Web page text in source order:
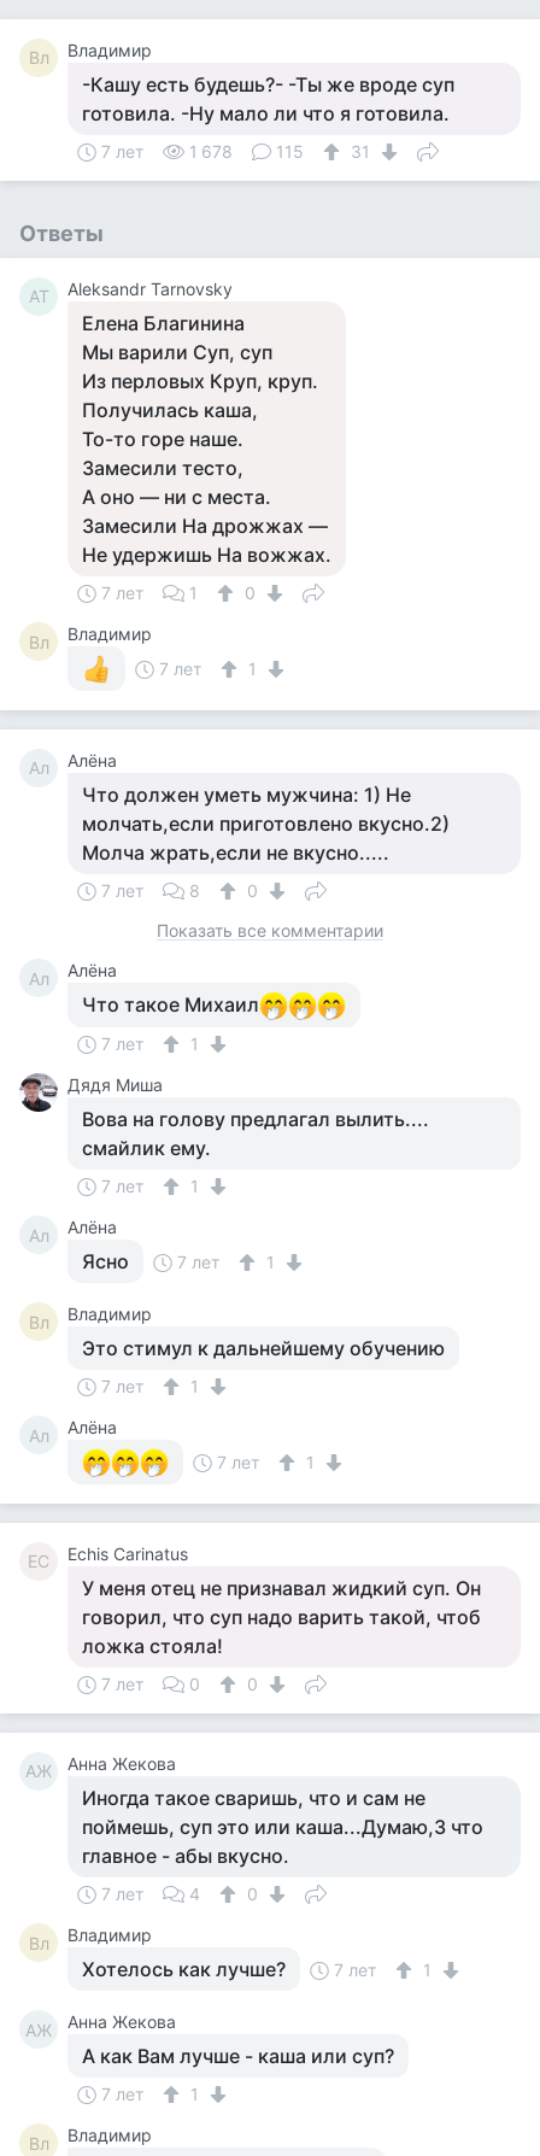
Вл Владимир
-Кашу есть будешь?- -Ты же вроде суп
готовила. -Ну мало ли что я готовила.
7 лет 1 678 115 31
Ответы
AT Aleksandr Tarnovsky
Елена Благинина
Мы варили Суп, суп
Из перловых Круп, круп.
Получилась каша,
То-то горе наше.
Замесили тесто,
А оно — ни с места.
Замесили На дрожжах —
Не удержишь На вожжах.
7 лет 1 0
Вл
Владимир
7 лет
1
Ал Алёна
Что должен уметь мужчина: 1) Не
молчать,если приготовлено вкусно.2)
Молча жрать,если не вкусно.....
7 лет 8
0
Показать все комментарии
Ал Алёна
Что такое Михаил
7 лет
1
Дядя Миша
Вова на голову предлагал вылить....
смайлик ему.
7 лет 1
Ал Алёна
Ясно 7 лет 1
Вл Владимир
Это стимул к дальнейшему обучению
7 лет 1
Ал
Алёна
7 лет
1
EC Echis Carinatus
У меня отец не признавал жидкий суп. Он
говорил, что суп надо варить такой, чтоб
ложка стояла!
7 лет 0 0
АЖ Анна Жекова
Иногда такое сваришь, что и сам не
поймешь, суп это или каша...Думаю,3 что
главное - абы вкусно.
7 лет 4 0
Вл Владимир
Хотелось как лучше? 7 лет 1
АЖ Анна Жекова
А как Вам лучше - каша или суп?
7 лет 1
Вл Владимир